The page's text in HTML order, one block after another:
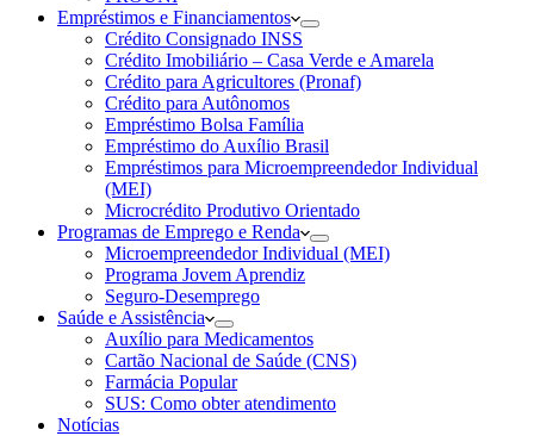
Empréstimos e Financiamentos
Crédito Consignado INSS
Crédito Imobiliário – Casa Verde e Amarela
Crédito para Agricultores (Pronaf)
Crédito para Autônomos
Empréstimo Bolsa Família
Empréstimo do Auxílio Brasil
Empréstimos para Microempreendedor Individual
(MEI)
Microcrédito Produtivo Orientado
Programas de Emprego e Renda
Microempreendedor Individual (MEI)
Programa Jovem Aprendiz
Seguro-Desemprego
Saúde e Assistência
Auxílio para Medicamentos
Cartão Nacional de Saúde (CNS)
Farmácia Popular
SUS: Como obter atendimento
Notícias